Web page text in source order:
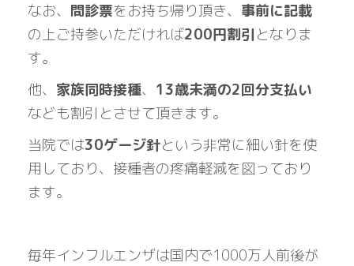
なお、 問診票をお持ち帰り頂き、 事前に記載
の上ご持参いただければ200円割引 となりま
す。
他、 家族同時接種、 13歳未満の2回分支払い
なども割引とさせて頂きます。
当院では30ゲージ針という非常に細い針を使
用しており、接種者の疼痛軽減を図っており
ます。
毎年インフルエンザは国内で1000万人前後が